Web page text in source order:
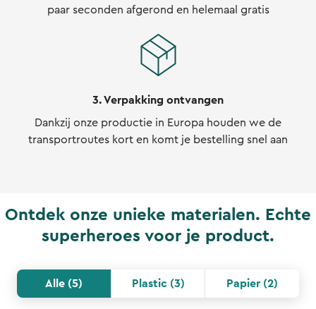
paar seconden afgerond en helemaal gratis
3. Verpakking ontvangen
Dankzij onze productie in Europa houden we de
transportroutes kort en komt je bestelling snel aan
Ontdek onze unieke materialen. Echte
superheroes voor je product.
Alle(5) Plastic (3) Papier (2)